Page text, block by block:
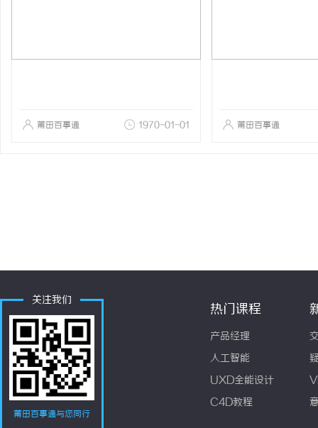
莆田百事通 1970-01-01 莆田百事通
关注我们
莆田百事通与您同行
热门课程
产品经理
人工智能
UXD全能设计
C4D教程